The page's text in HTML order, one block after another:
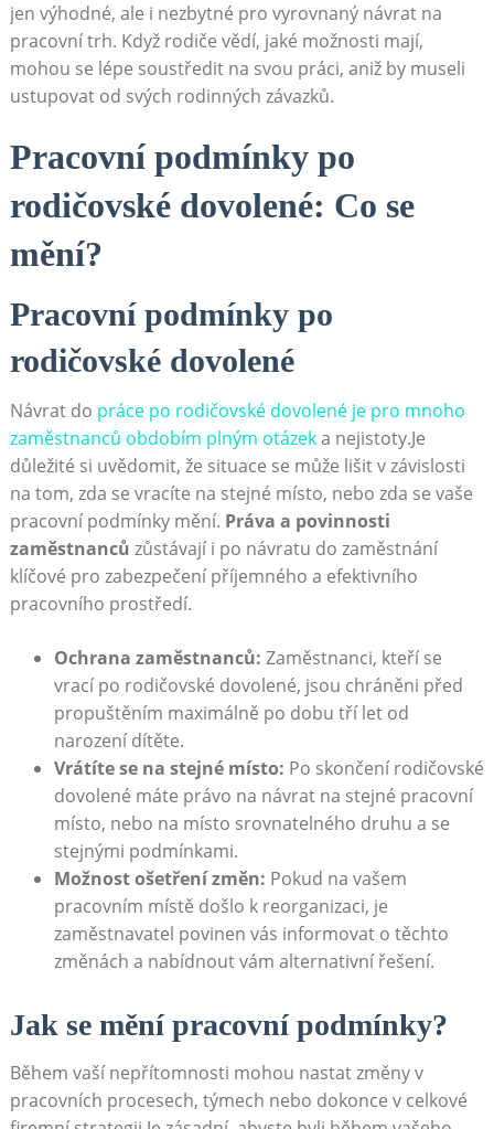
jen výhodné, ale i⁢ nezbytné pro vyrovnaný návrat na
pracovní trh.⁢ Když rodiče vědí, jaké možnosti mají,
mohou se lépe soustředit na svou práci, aniž by museli
ustupovat od​ svých rodinných⁢ závazků.
Pracovní‌ podmínky‍ po
rodičovské dovolené: Co se ​
mění?
Pracovní podmínky‍ po
rodičovské⁣ dovolené
Návrat do práce po rodičovské dovolené je pro mnoho
zaměstnanců obdobím plným otázeka nejistoty.Je
důležité‌ si‍ uvědomit,⁤ že situace se může lišit v ⁣závislosti
na tom, zda se vracíte na ‍stejné místo, nebo zda se vaše
pracovní podmínky ⁣mění. Práva a povinnosti
zaměstnanců ‌zůstávají i po návratu do zaměstnání⁣
klíčové pro zabezpečení příjemného a efektivního
⁢pracovního ​prostředí.
Ochrana zaměstnanců: Zaměstnanci, kteří se
⁢vrací po rodičovské dovolené, ⁣jsou ⁤chráněni před
propuštěním maximálně po dobu tří let od
narození dítěte.
Vrátíte se na stejné místo: Po skončení rodičovské
dovolené​ máte právo na návrat na stejné pracovní
místo, nebo na ⁢místo srovnatelného ⁢druhu⁣ a se ​
stejnými ⁣podmínkami.
Možnost ⁣ošetření změn: Pokud na⁤ vašem
pracovním místě došlo k‌ reorganizaci, je
‌zaměstnavatel povinen vás informovat o těchto
změnách a nabídnout vám alternativní řešení.
Jak se mění pracovní⁢ podmínky?
Během vaší⁢ nepřítomnosti ⁤mohou nastat změny v
pracovních procesech, ⁤týmech nebo dokonce v celkové